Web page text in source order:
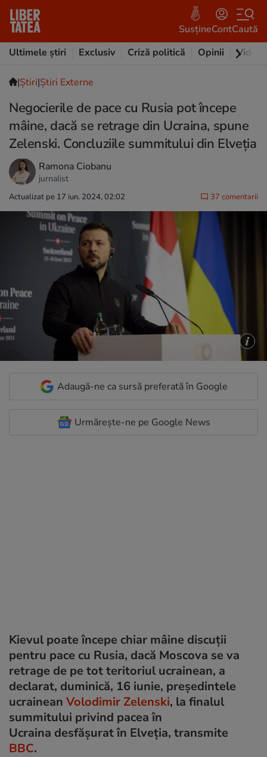
SusțineContCaută
Ultimele știri
Exclusiv Criză politică Opinii Video
|Ştiri|Știri Externe
Negocierile de pace cu Rusia pot începe
mâine, dacă se retrage din Ucraina, spune
Zelenski. Concluziile summitului din Elveţia
Ramona Ciobanu
jurnalist
Actualizat pe 17 iun. 2024, 02:02 37 comentarii
Adaugă-ne ca sursă preferată în Google
Urmărește-ne pe Google News
Kievul poate începe chiar mâine discuţii
pentru pace cu Rusia, dacă Moscova se va
retrage de pe tot teritoriul ucrainean, a
declarat, duminică, 16 iunie, preşedintele
ucrainean Volodimir Zelenski, la finalul
summitului privind pacea în
Ucraina desfăşurat în Elveţia, transmite
BBC.